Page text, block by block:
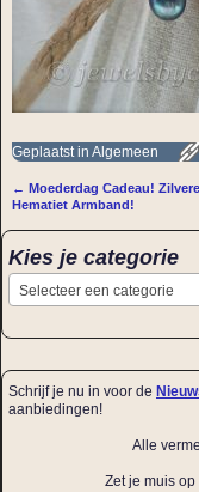
Geplaatst in Algemeen
Bericht navigatie
← Moederdag Cadeau!
Hematiet Armband!
Kies je categorie
Selecteer een categorie
Schrijf je nu in voor de
aanbiedingen!
Alle
Zet je muis